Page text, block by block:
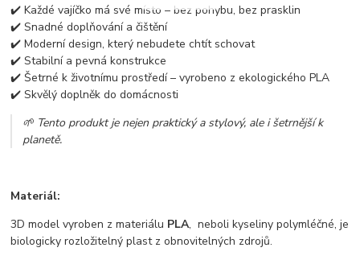
✔️ Každé vajíčko má své místo – bez pohybu, bez prasklin
✔️ Snadné doplňování a čištění
✔️ Moderní design, který nebudete chtít schovat
✔️ Stabilní a pevná konstrukce
✔️ Šetrné k životnímu prostředí – vyrobeno z ekologického PLA
✔️ Skvělý doplněk do domácnosti
🌱 Tento produkt je nejen praktický a stylový, ale i šetrnější k
planetě.
Materiál:
3D model vyroben z materiálu PLA, neboli kyseliny polymléčné, je
biologicky rozložitelný plast z obnovitelných zdrojů.